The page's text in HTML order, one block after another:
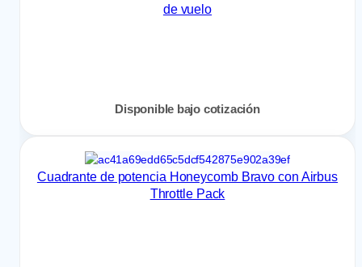
de vuelo
Disponible bajo cotización
Cuadrante de potencia Honeycomb Bravo con Airbus
Throttle Pack